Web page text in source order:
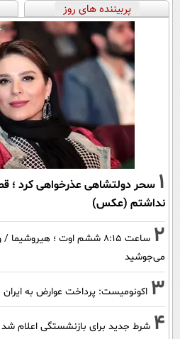
پربیننده های روز
1 سحر دولتشاهی عذرخواهی کرد ؛
نداشتم (عکس)
2
ساعت ۸:۱۵ ششم اوت ؛
می‌جوشید
3 اکونومیست: پرداخت عوارض به
4 شرط جدید برای بازنشستگی اعلام شد